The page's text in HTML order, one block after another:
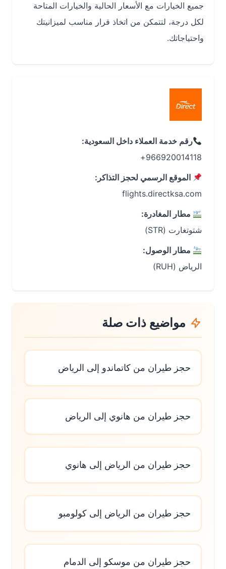
جميع الخيارات مع الأسعار الحالية والخيارات المتاحة
لكل درجة، لتتمكن من اتخاذ قرار مناسب لميزانيتك
واحتياجاتك.
رقم خدمة العملاء داخل السعودية:
966920014118+
الموقع الرسمي لحجز التذاكر:
flights.directksa.com
مطار المغادرة:
شتوتغارت (STR)
مطار الوصول:
الرياض (RUH)
مواضيع ذات صلة
حجز طيران من كاتماندو إلى الرياض
حجز طيران من هانوي إلى الرياض
حجز طيران من الرياض إلى هانوي
حجز طيران من الرياض إلى كولومبو
حجز طيران من موسكو إلى الدمام